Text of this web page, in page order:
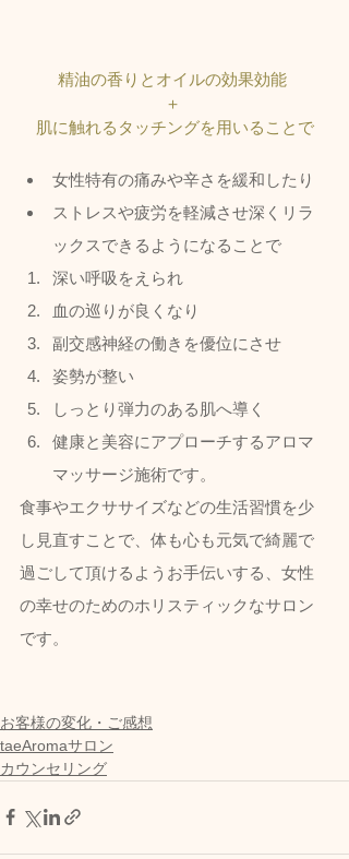
精油の香りとオイルの効果効能
＋
肌に触れるタッチングを用いることで
女性特有の痛みや辛さを緩和したり
ストレスや疲労を軽減させ深くリラ
ックスできるようになることで
深い呼吸をえられ
血の巡りが良くなり
副交感神経の働きを優位にさせ
姿勢が整い
しっとり弾力のある肌へ導く
健康と美容にアプローチするアロマ
マッサージ施術です。
食事やエクササイズなどの生活習慣を少
し見直すことで、体も心も元気で綺麗で
過ごして頂けるようお手伝いする、女性
の幸せのためのホリスティックなサロン
です。
お客様の変化・ご感想
taeAromaサロン
カウンセリング